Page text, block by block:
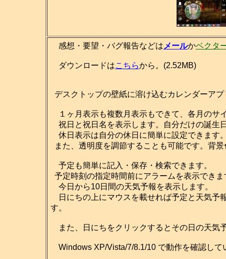
感想・要望・バグ報告などは メールかベクタ
ダウンロードはこちらから。(2.52MB)
デスクトップの壁紙に溶け込むカレンダーア
１ヶ月表示も複数月表示もできて、各月のサ
祝日と祝日名を表示します。自分だけの誕生
休日表示は自分の休日に簡単に設定できます
また、透明度を調節することも可能です。背
予定も簡単に記入・保存・検索できます。
予定時刻の指定時間前にアラームを表示できま
今日から10日間の天気予報を表示します。
日にちの上にマウスを載せれば予定と天気予
す。
また、日にちをクリックするとその日の天気
Windows XP/Vista/7/8.1/10 で動作を確認して